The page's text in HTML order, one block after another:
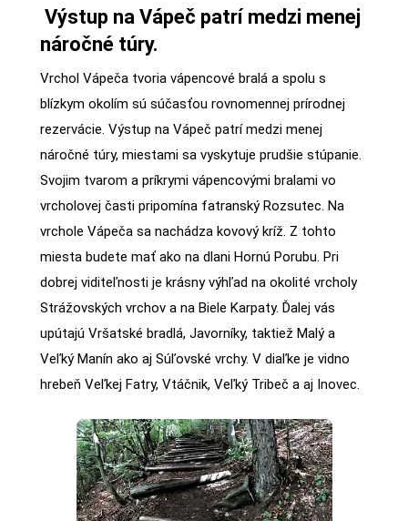
Výstup na Vápeč patrí medzi menej
náročné túry.
Vrchol Vápeča tvoria vápencové bralá a spolu s
blízkym okolím sú súčasťou rovnomennej prírodnej
rezervácie. Výstup na Vápeč patrí medzi menej
náročné túry, miestami sa vyskytuje prudšie stúpanie.
Svojim tvarom a príkrymi vápencovými bralami vo
vrcholovej časti pripomína fatranský Rozsutec. Na
vrchole Vápeča sa nachádza kovový kríž. Z tohto
miesta budete mať ako na dlani Hornú Porubu. Pri
dobrej viditeľnosti je krásny výhľad na okolité vrcholy
Strážovských vrchov a na Biele Karpaty. Ďalej vás
upútajú Vršatské bradlá, Javorníky, taktiež Malý a
Veľký Manín ako aj Súľovské vrchy. V diaľke je vidno
hrebeň Veľkej Fatry, Vtáčnik, Veľký Tribeč a aj Inovec.